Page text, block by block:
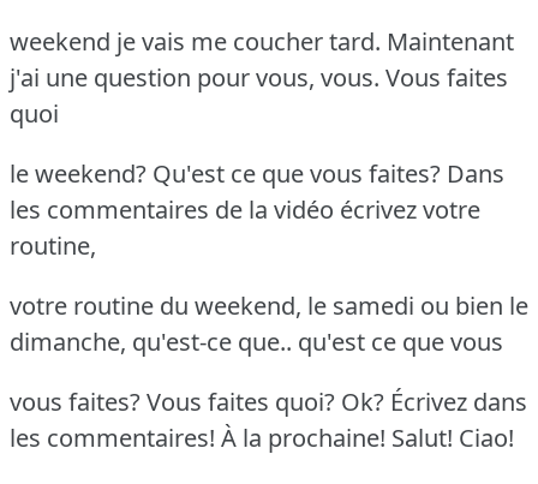
weekend je vais me coucher tard. Maintenant
j'ai une question pour vous, vous. Vous faites
quoi
le weekend? Qu'est ce que vous faites? Dans
les commentaires de la vidéo écrivez votre
routine,
votre routine du weekend, le samedi ou bien le
dimanche, qu'est-ce que.. qu'est ce que vous
vous faites? Vous faites quoi? Ok? Écrivez dans
les commentaires! À la prochaine! Salut! Ciao!